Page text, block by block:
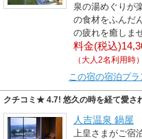
泉の湯めぐりが
の食材をふんだ
の疲れを癒しま
料金(税込
（大人2名利用時）
この宿の宿泊プラ
クチコミ★ 4.7! 悠久の時を経て愛さ
人吉温泉 鍋屋
上皇さまがご宿